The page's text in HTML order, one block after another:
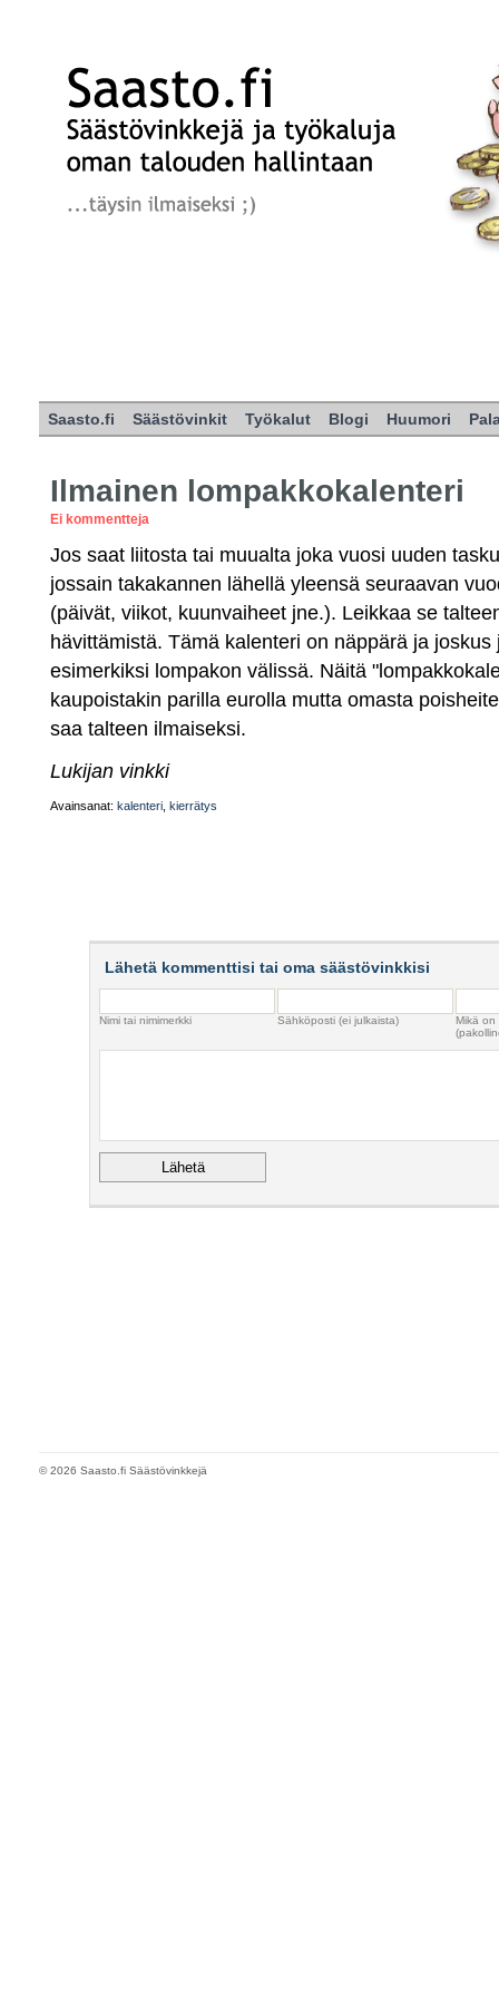
Saasto.fi Säästövinkit Työkalut Blogi Huumori
Ilmainen lompakkokalenteri
Ei kommentteja
Jos saat liitosta tai muualta joka vuosi uuden
jossain takakannen lähellä yleensä seuraavan
(päivät, viikot, kuunvaiheet jne.). Leikkaa se
hävittämistä. Tämä kalenteri on näppärä ja joskus
esimerkiksi lompakon välissä. Näitä
kaupoistakin parilla eurolla mutta omasta
saa talteen ilmaiseksi.
Lukijan vinkki
Avainsanat: kalenteri kierrätys
Lähetä kommenttisi tai oma säästövinkkisi
Nimi tai nimimerkki Sähköposti (ei julkaista)
Mikä
© 2026 Saasto.fi Säästövinkkejä